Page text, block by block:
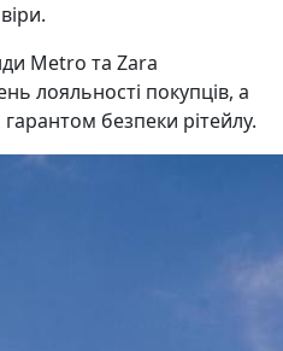
Metro та Zara
лояльності покупців, а
безпеки рітейлу.